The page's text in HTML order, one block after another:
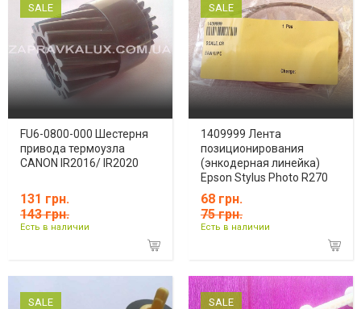
SALE
FU6-0800-000 Шестерня
привода термоузла
CANON IR2016/ IR2020
131 грн.
143 грн.
Есть в наличии
SALE
1409999 Лента
позиционирования
(энкодерная линейка)
Epson Stylus Рhоtо R270
68 грн.
75 грн.
Есть в наличии
SALE SALE